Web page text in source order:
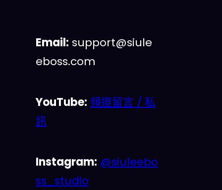
Email: support@siule
eboss.com
YouTube: 頻道留言 / 私
訊
Instagram: @siuleebo
ss_studio